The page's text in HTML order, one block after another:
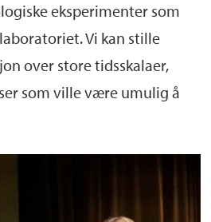
eksperimenter som
Vi kan stille
over store tidsskalaer,
som ville være umulig å